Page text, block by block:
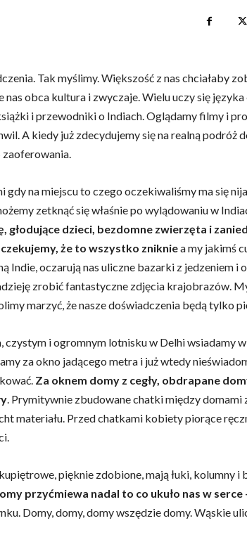
Tak myślimy. Większość z nas chciałaby
obca kultura i zwyczaje. Wielu uczy się
i przewodniki o Indiach. Oglądamy filmy i
A kiedy już zdecydujemy się na realną podróż
zaoferowania.
gdy na miejscu to czego oczekiwaliśmy ma się
zetknąć się właśnie po wylądowaniu w
głodujące dzieci, bezdomne zwierzęta i
że to wszystko znikniea my jakimś
Indie, oczarują nas uliczne bazarki z jedzeniem
zrobić fantastyczne zdjęcia krajobrazów.
marzyć, że nasze doświadczenia będą tylko
czystym i ogromnym lotnisku w Delhi wsiadamy
za okno jadącego metra i już wtedy
Za oknem domy z cegły, obdrapane
. Prymitywnie zbudowane chatki między domami
materiału. Przed chatkami kobiety piorące
pięknie zdobione, mają łuki, kolumny i
przyćmiewa nadal to co ukuło nas w serce
Domy, domy, domy wszędzie domy. Wąskie